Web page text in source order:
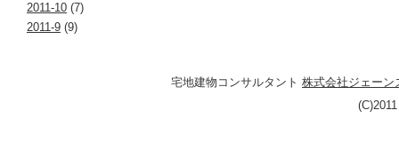
2011-10 (7)
2011-9 (9)
宅地建物コンサルタント 株式会社ジェーン